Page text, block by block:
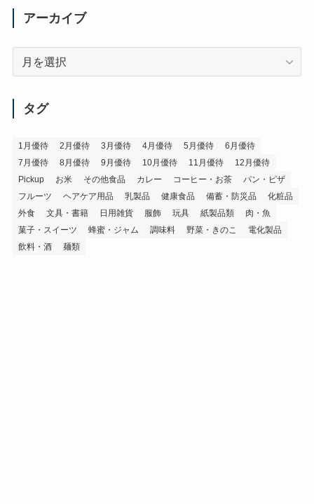
アーカイブ
タグ
1月優待 2月優待 3月優待 4月優待 5月優待
6月優待
7月優待
8月優待 9月優待 10月優待 11月優待
12月優待
Pickup
お米 その他食品 カレー コーヒー・お茶
パン・ピザ
フルーツ
ヘアケア用品 乳製品 健康食品 備蓄・防災品
化粧品
外食
文具・書籍 日用雑貨 服飾 玩具 紙製品類
肉・魚
菓子・スイーツ
蜂蜜・ジャム 調味料 野菜・きのこ
電化製品
飲料・酒
麺類